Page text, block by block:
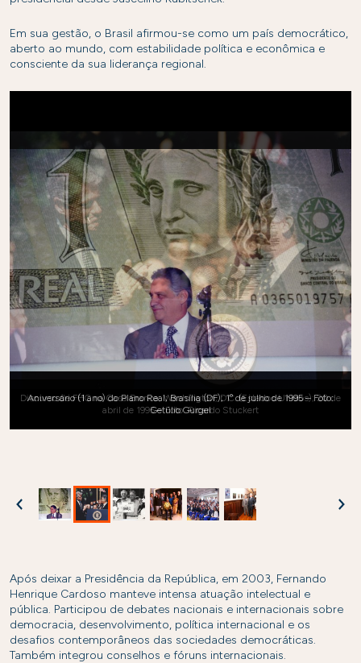
Em sua gestão, o Brasil afirmou-se como um país democrático,
aberto ao mundo, com estabilidade política e econômica e
consciente da sua liderança regional.
Discurso de FHC na Casa Branca; Washington, D.C. (Estados Unidos); 20 de
abril de 1995 – Foto: Ricardo Stuckert
Previous
Após deixar a Presidência da República, em 2003, Fernando
Henrique Cardoso manteve intensa atuação intelectual e
pública. Participou de debates nacionais e internacionais sobre
democracia, desenvolvimento, política internacional e os
desafios contemporâneos das sociedades democráticas.
Também integrou conselhos e fóruns internacionais.